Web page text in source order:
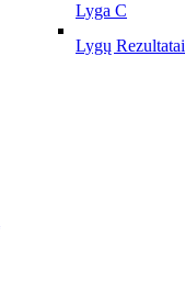
Lyga C
Lygų Rezultatai